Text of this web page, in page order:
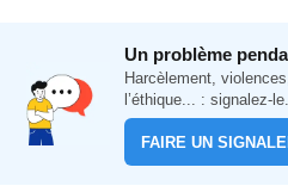
Un problème
Harcèlement,
l’éthique... : signalez-le.
FAIRE UN